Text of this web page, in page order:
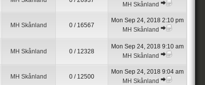
MH Skånland
MH Skånland 0 / 16567
Mon Sep 24, 2018 2:10 pm
MH Skånland
MH Skånland 0 / 12328
Mon Sep 24, 2018 9:10 am
MH Skånland
MH Skånland 0 / 12500
Mon Sep 24, 2018 9:04 am
MH Skånland